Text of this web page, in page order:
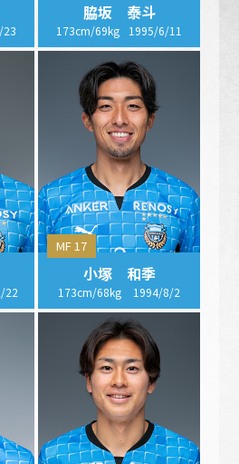
脇坂 泰斗
173cm/69kg 1995/6/11
22
MF 17
小塚 和季
173cm/68kg 1994/8/2